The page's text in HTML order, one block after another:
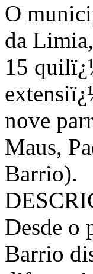
O
da
15
nove
Maus,
Barrio).
Desde o
Barrio